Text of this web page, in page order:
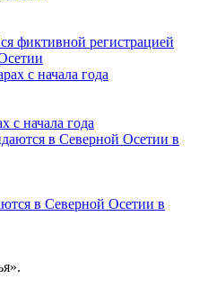
фиктивной регистрацией
с начала года
в Северной Осетии в